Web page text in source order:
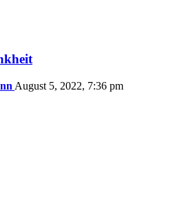
August 5, 2022, 7:36 pm